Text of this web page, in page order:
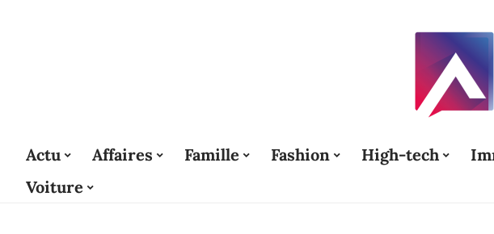
Actu Affaires Famille Fashion High-tech
Voiture